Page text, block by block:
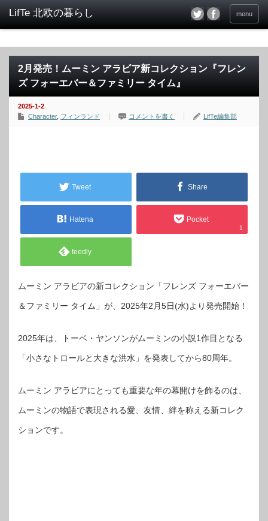
menu
2月発売！ムーミン アラビア新コレクション『フレン
ズ フォーエバー＆ファミリー タイム』
2025-1-2
Character, フィンランド コメントを書く LifTe編集部
Tweet Share
Hatena Pocket
1
feedly
ムーミン アラビアの新コレクション「フレンズ フォーエバー
＆ファミリー タイム」が、2025年2月5日(水)より発売開始！
2025年は、トーベ・ヤンソンがムーミンの小説1作目となる
「小さなトロールと大きな洪水」を発表してから80周年。
ムーミン アラビアにとっても重要な年の幕開けを飾るのは、
ムーミンの物語で表現される愛、友情、絆を称える新コレク
ションです。